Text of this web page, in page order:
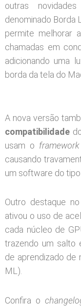
outras
denominado Borda
permite melhorar
chamadas em
adicionando uma
borda da tela do
A nova versão
compatibilidade
usam o framework
causando
um software do
Outro destaque
ativou o uso de
cada núcleo de
trazendo um salto
de aprendizado de
ML).
Confira o